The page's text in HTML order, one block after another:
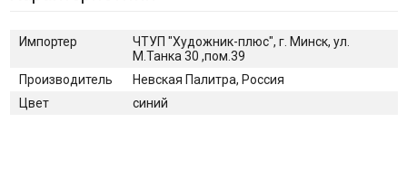
Импортер
ЧТУП "Художник-плюс", г. Минск, ул.
М.Танка 30 ,пом.39
Производитель
Невская Палитра, Россия
Цвет
синий